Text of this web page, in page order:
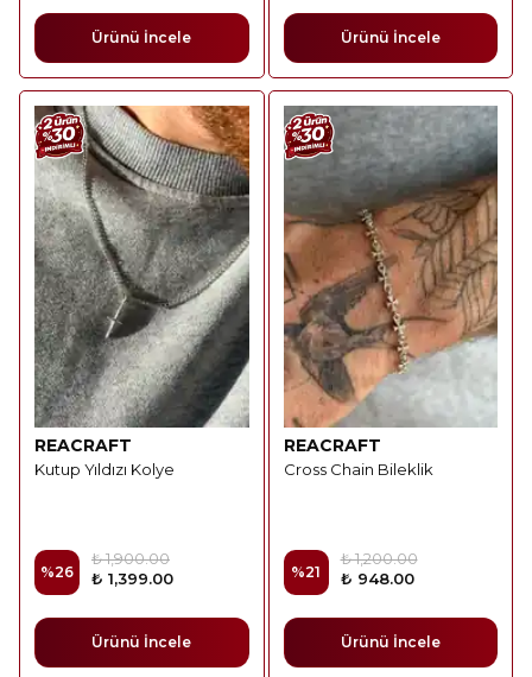
Ürünü İncele Ürünü İncele
REACRAFT
Kutup Yıldızı Kolye
%26
₺ 1,900.00
₺ 1,399.00
Ürünü İncele
REACRAFT
Cross Chain Bileklik
%21
₺ 1,200.00
₺ 948.00
Ürünü İncele